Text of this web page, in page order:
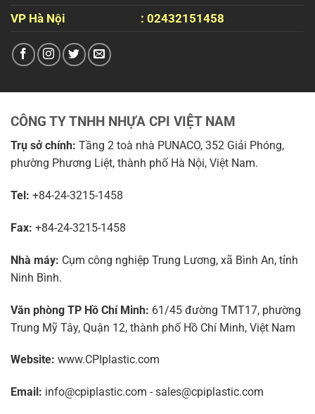
VP Hà Nội
: 02432151458
CÔNG TY TNHH NHỰA CPI VIỆT NAM
Trụ sở chính: Tầng 2 toà nhà PUNACO, 352 Giải Phóng,
phường Phương Liệt, thành phố Hà Nội, Việt Nam.
Tel: +84-24-3215-1458
Fax: +84-24-3215-1458
Nhà máy: Cụm công nghiệp Trung Lương, xã Bình An, tỉnh
Ninh Bình.
Văn phòng TP Hồ Chí Minh: 61/45 đường TMT17, phường
Trung Mỹ Tây, Quận 12, thành phố Hồ Chí Minh, Việt Nam
Website: www.CPIplastic.com
Email: info@cpiplastic.com - sales@cpiplastic.com